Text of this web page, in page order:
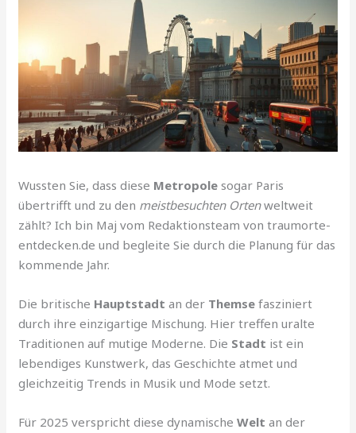
Wussten Sie, dass diese Metropole sogar Paris
übertrifft und zu den meistbesuchten Ortenweltweit
zählt? Ich bin Maj vom Redaktionsteam von traumorte-
entdecken.de und begleite Sie durch die Planung für das
kommende Jahr.
Die britische Hauptstadt an der Themse fasziniert
durch ihre einzigartige Mischung. Hier treffen uralte
Traditionen auf mutige Moderne. Die Stadt ist ein
lebendiges Kunstwerk, das Geschichte atmet und
gleichzeitig Trends in Musik und Mode setzt.
Für 2025 verspricht diese dynamischeWelt an der